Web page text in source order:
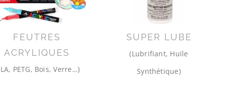
FEUTRES
ACRYLIQUES
PETG, Bois, Verre…)
SUPER LUBE
(Lubrifiant, Huile
Synthétique)